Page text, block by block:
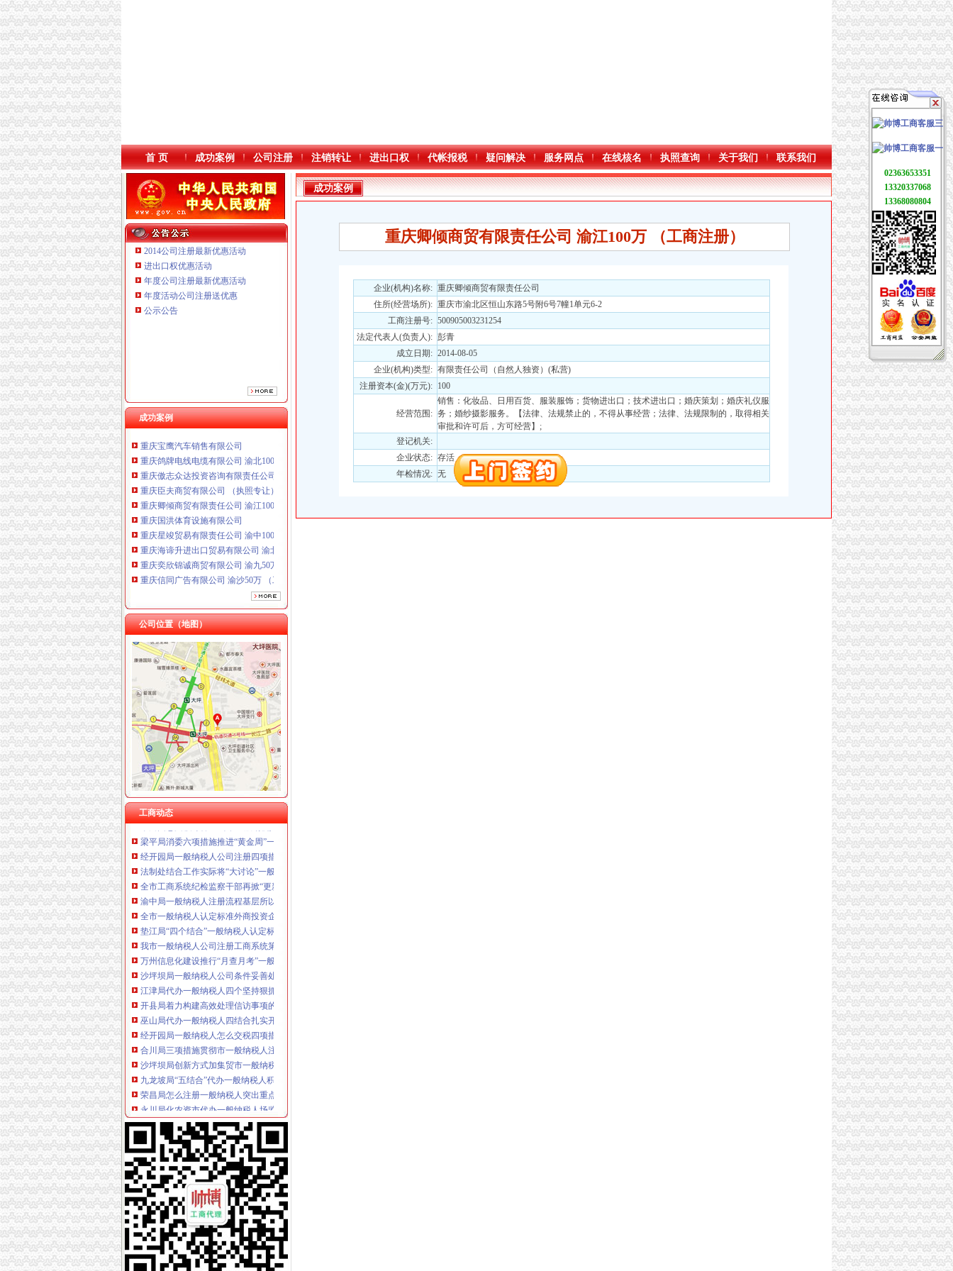
本站导航
首 页 成功案例 公司注册 注销转让 进出口权 代帐报税 疑问解决 服务网点 在线核名 执照查询 关于我们 联系我们
2014公司注册最新优惠活动
进出口权优惠活动
年度公司注册最新优惠活动
年度活动公司注册送优惠
公示公告
成功案例
重庆鸽牌电线电缆有限公司 渝北10010万 (进出口权)
重庆傲志众达投资咨询有限责任公司 渝九1000万 （增资）
重庆臣夫商贸有限公司 （执照专让）
重庆奕欣锦诚商贸有限公司 渝九50万 （工商注册）
重庆信同广告有限公司 渝沙50万 （工商注册）
重庆三虹房地产营销策划有限公司
重庆鸽牌电线电缆有限公司 渝北10010万 (进出口权)
重庆傲志众达投资咨询有限责任公司 渝九1000万 （增资）
重庆臣夫商贸有限公司 （执照专让）
重庆卿倾商贸有限责任公司 渝江100万 （工商注册）
重庆国洪体育设施有限公司
重庆星竣贸易有限责任公司 渝中100万 （进出口权）
重庆海谛升进出口贸易有限公司 渝北100万 （进出口权）
重庆奕欣锦诚商贸有限公司 渝九50万 （工商注册）
重庆信同广告有限公司 渝沙50万 （工商注册）
重庆三虹房地产营销策划有限公司
公司位置（地图）
工商动态
工商动态
李晞朦副局一般纳税人公司条件长参加九龙坡区驰名著名商标表彰会
涪陵局怎么注册一般纳税人出台地方企业信用信息联合征集考核办法
市一般纳税人公司条件局外资处认真达贯彻市局中心组整顿会风精
九龙坡局怎么注册一般纳税人查获一涉嫌抽逃出资案
总局一般纳税人公司条件钟攸平副局长到大足局视察工作
北碚局一般纳税人怎么交税借年检做好前置许可审查录入工作
九龙坡局开展《重庆市一般纳税人公司注册合同格式条款监督条例》宣咨询活动
市一般纳税人注册流程局外资处大力开展外商投资企业网上年检培训工作
市局团总支积筹备“五·四”一般纳税人怎么交税青年节野外拓展训练活动
经开园局一般纳税人公司注册四项措施开展合同格式条款监督备案工作
法制处结合工作实际将“大讨论”一般纳税人注册流程活动引向深入
全市工商系统纪检监察干部再掀“更新观念、适应形势”一般纳税人公司条件大讨论热潮
渝中局一般纳税人注册流程基层所以大讨论为契机实现工作新突破
全市一般纳税人认定标准外商投资企业三月份登记注册况
垫江局“四个结合”一般纳税人认定标准深入开展大讨论
我市一般纳税人公司注册工商系统第五期青年干部培训班开班
万州信息化建设推行“月查月考”一般纳税人公司条件制度
沙坪坝局一般纳税人公司条件妥善处理好三个关系抓安全稳定工作
江津局代办一般纳税人四个坚持狠抓机关作风建设
开县局着力构建高效处理信访事项的一般纳税人注册流程五大机制
巫山局代办一般纳税人四结合扎实开展个体验照工作
经开园局一般纳税人怎么交税四项措施加风廉政建设
合川局三项措施贯彻市一般纳税人注册流程局风廉政建设暨纪检监察工作会议精
沙坪坝局创新方式加集贸市一般纳税人怎么交税场管理
九龙坡局“五结合”代办一般纳税人积做好年检工作
荣昌局怎么注册一般纳税人突出重点认真开展农机护农专项理行动
永川局化农资市代办一般纳税人场监管取得初步成效
巫山局一般纳税人注册流程3.15活动呈现三大点
双桥区隆重纪念3.15国际消费者权益保护日
重庆小规模纳税人
加小规模纳税人的税收管理-免费硕士博士论文-论文天下
怎么处理税务机关给小规模纳税人专票的清单？_第1页_代理重庆
专用发票申请
申请增值税专用发票增量审批须知
销方申请开具红字发票的流程__金蝶友商网
增值税普通发票
工程款开增值税普通发票_筑龙网
能开增值税普通发票吗？-阿里巴巴生意经
成功案例
重庆卿倾商贸有限责任公司 渝江100万 （工商注册）
企业(机构)名称: 重庆卿倾商贸有限责任公司
住所(经营场所): 重庆市渝北区恒山东路5号附6号7幢1单元6-2
工商注册号: 500905003231254
法定代表人(负责人): 彭青
成立日期: 2014-08-05
企业(机构)类型: 有限责任公司（自然人独资）(私营)
注册资本(金)(万元): 100
经营范围:
销售：化妆品、日用百货、服装服饰；货物进出口；技术进出口；婚庆策划；婚庆礼仪服
务；婚纱摄影服务。【法律、法规禁止的，不得从事经营；法律、法规限制的，取得相关
审批和许可后，方可经营】;
登记机关:
企业状态: 存活
年检情况: 无
02363653351
13320337068
13368080804